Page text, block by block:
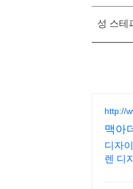
성 스테
http://
맥아
디자
렌 디